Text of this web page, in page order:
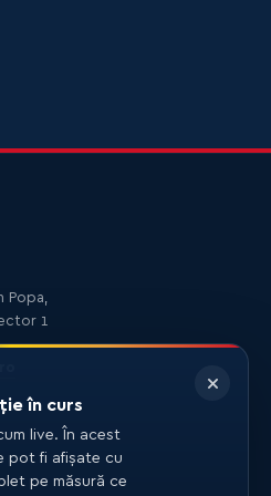
în curs
live. În acest
pot fi afișate cu
pe măsură ce
Popa,
1